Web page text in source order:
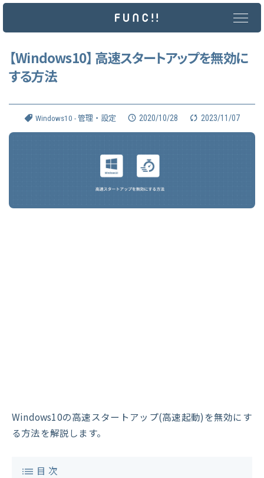
メ
ン
【Windows10】 高速スタートアップを無効に
する方法
Windows10 - 管理・設定 2020/10/28 2023/11/07
Windows10の高速スタートアップ(高速起動)を無効にす
る方法を解説します。
目 次